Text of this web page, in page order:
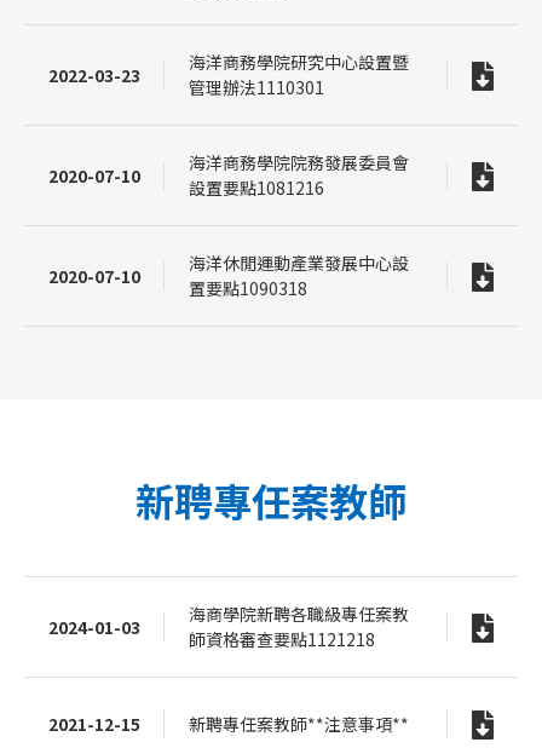
2022-03-23
海洋商務學院研究中心設置暨
管理辦法1110301
2020-07-10
海洋商務學院院務發展委員會
設置要點1081216
2020-07-10
海洋休閒運動產業發展中心設
置要點1090318
新聘專任案教師
2024-01-03
海商學院新聘各職級專任案教
師資格審查要點1121218
2021-12-15 新聘專任案教師**注意事項**